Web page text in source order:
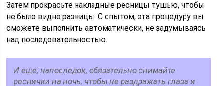
Затем прокрасьте накладные ресницы тушью, чтобы
не было видно разницы. С опытом, эта процедуру вы
сможете выполнить автоматически, не задумываясь
над последовательностью.
И еще, напоследок, обязательно снимайте
реснички на ночь, чтобы не раздражать глаза и